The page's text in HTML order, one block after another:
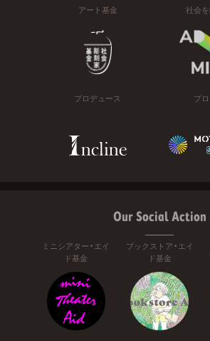
アート基金 社会
プロデュース プ
Our Social Action
ミニシアター・エイ
ド基金
ブックストア・エイ
ド基金